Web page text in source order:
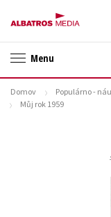
Menu
🏷️ Zlacnené knihy
Kalendáre,
Domov Populárno -
Můj rok 1959